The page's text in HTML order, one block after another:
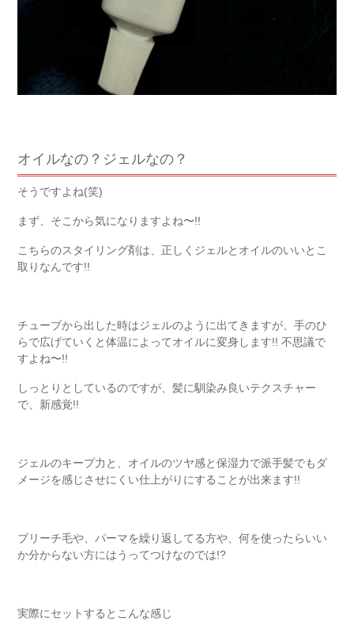
オイルなの？ジェルなの？
そうですよね(笑)
まず、そこから気になりますよね〜!!
こちらのスタイリング剤は、正しくジェルとオイルのいいとこ
取りなんです!!
チューブから出した時はジェルのように出てきますが、手のひ
らで広げていくと体温によってオイルに変身します!! 不思議で
すよね〜!!
しっとりとしているのですが、髪に馴染み良いテクスチャー
で、新感覚!!
ジェルのキープ力と、オイルのツヤ感と保湿力で派手髪でもダ
メージを感じさせにくい仕上がりにすることが出来ます!!
ブリーチ毛や、パーマを繰り返してる方や、何を使ったらいい
か分からない方にはうってつけなのでは!?
実際にセットするとこんな感じ